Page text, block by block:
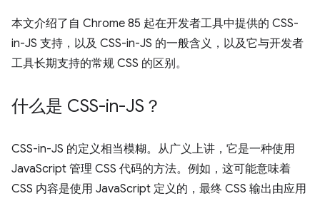
本文介绍了自 Chrome 85 起在开发者工具中提供的 CSS-
in-JS 支持，以及 CSS-in-JS 的一般含义，以及它与开发者
工具长期支持的常规 CSS 的区别。
什么是 CSS-in-JS？
CSS-in-JS 的定义相当模糊。从广义上讲，它是一种使用
JavaScript 管理 CSS 代码的方法。例如，这可能意味着
CSS 内容是使用 JavaScript 定义的，最终 CSS 输出由应用